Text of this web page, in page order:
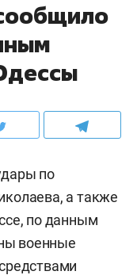
по
а также
по данным
военные